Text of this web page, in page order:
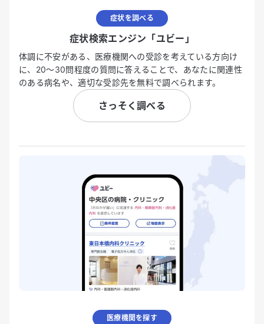
症状を調べる
症状検索エンジン「ユビー」
体調に不安がある、医療機関への受診を考えている方向け
に、20〜30問程度の質問に答えることで、あなたに関連性
のある病名や、適切な受診先を無料で調べられます。
さっそく調べる
医療機関を探す